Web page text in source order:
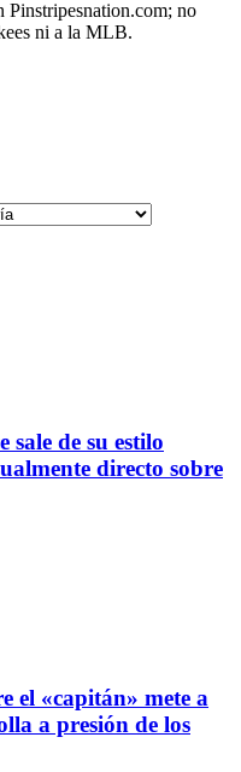
Pinstripesnation.com; no
ni a la MLB.
de su estilo
directo sobre
el «capitán» mete a
a presión de los